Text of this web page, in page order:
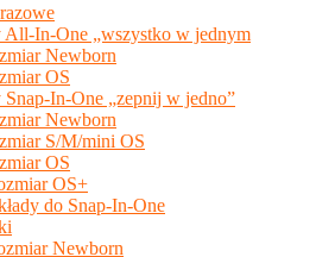
All-In-One „wszystko w jednym
Newborn
OS
Snap-In-One „zepnij w jedno”
Newborn
S/M/mini OS
OS
OS+
do Snap-In-One
Newborn